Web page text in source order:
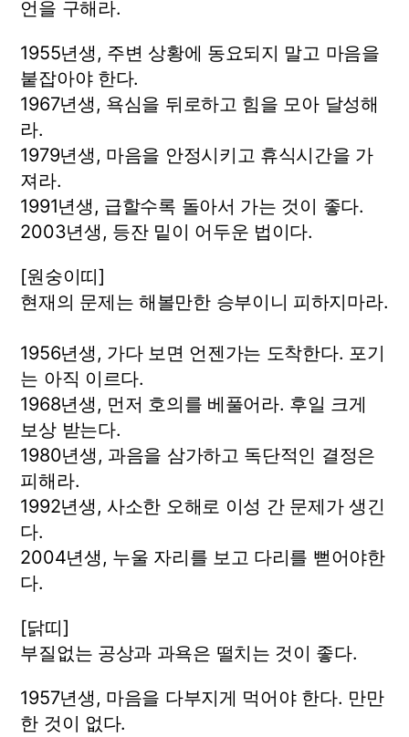
언을 구해라.
1955년생, 주변 상황에 동요되지 말고 마음을
붙잡아야 한다.
1967년생, 욕심을 뒤로하고 힘을 모아 달성해
라.
1979년생, 마음을 안정시키고 휴식시간을 가
져라.
1991년생, 급할수록 돌아서 가는 것이 좋다.
2003년생, 등잔 밑이 어두운 법이다.
[원숭이띠]
현재의 문제는 해볼만한 승부이니 피하지마라.
1956년생, 가다 보면 언젠가는 도착한다. 포기
는 아직 이르다.
1968년생, 먼저 호의를 베풀어라. 후일 크게
보상 받는다.
1980년생, 과음을 삼가하고 독단적인 결정은
피해라.
1992년생, 사소한 오해로 이성 간 문제가 생긴
다.
2004년생, 누울 자리를 보고 다리를 뻗어야한
다.
[닭띠]
부질없는 공상과 과욕은 떨치는 것이 좋다.
1957년생, 마음을 다부지게 먹어야 한다. 만만
한 것이 없다.